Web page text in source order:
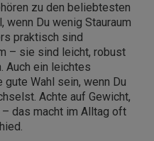
zu den beliebtesten
wenn Du wenig Stauraum
praktisch sind
– sie sind leicht, robust
Auch ein leichtes
Wahl sein, wenn Du
Achte auf Gewicht,
das macht im Alltag oft